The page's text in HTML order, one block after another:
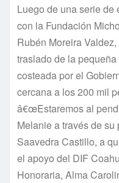
Luego de una serie de
con la Fundación
Rubén Moreira
traslado de la
costeada por el
cercana a los 200 mil
â€œEstaremos al
Melanie a través de
Saavedra Castillo, a
el apoyo del DIF
Honoraria, Alma